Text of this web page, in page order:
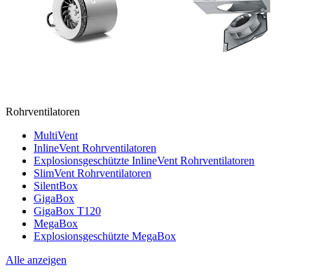
Rohrventilatoren
MultiVent
InlineVent Rohrventilatoren
Explosionsgeschützte InlineVent Rohrventilatoren
SlimVent Rohrventilatoren
SilentBox
GigaBox
GigaBox T120
MegaBox
Explosionsgeschützte MegaBox
Alle anzeigen